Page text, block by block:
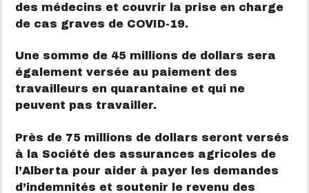
des médecins et couvrir la prise en charge
de cas graves de COVID-19.
Une somme de 45 millions de dollars sera
également versée au paiement des
travailleurs en quarantaine et qui ne
peuvent pas travailler.
Près de 75 millions de dollars seront versés
à la Société des assurances agricoles de
l’Alberta pour aider à payer les demandes
d’indemnités et soutenir le revenu des